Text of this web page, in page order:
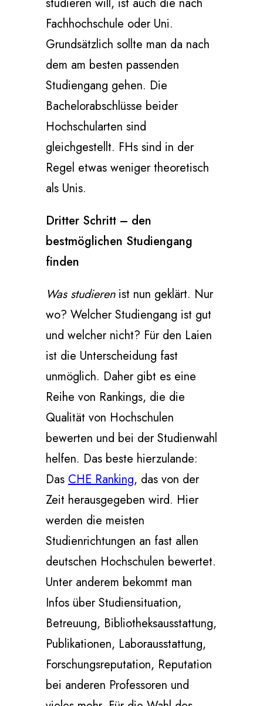
Fachhochschule oder Uni.
Grundsätzlich sollte man da nach
dem am besten passenden
Studiengang gehen. Die
Bachelorabschlüsse beider
Hochschularten sind
gleichgestellt. FHs sind in der
Regel etwas weniger theoretisch
als Unis.
Dritter Schritt – den
bestmöglichen Studiengang
finden
Was studierenist nun geklärt. Nur
wo? Welcher Studiengang ist gut
und welcher nicht? Für den Laien
ist die Unterscheidung fast
unmöglich. Daher gibt es eine
Reihe von Rankings, die die
Qualität von Hochschulen
bewerten und bei der Studienwahl
helfen. Das beste hierzulande:
Das CHE Ranking, das von der
Zeit herausgegeben wird. Hier
werden die meisten
Studienrichtungen an fast allen
deutschen Hochschulen bewertet.
Unter anderem bekommt man
Infos über Studiensituation,
Betreuung, Bibliotheksausstattung,
Publikationen, Laborausstattung,
Forschungsreputation, Reputation
bei anderen Professoren und